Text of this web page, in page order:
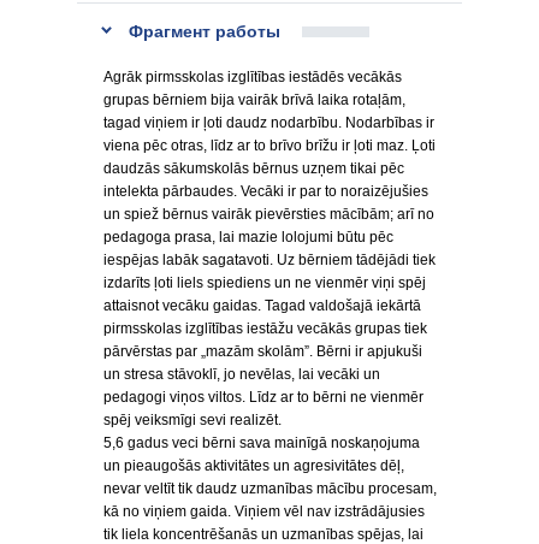
Фрагмент работы
Agrāk pirmsskolas izglītības iestādēs vecākās
grupas bērniem bija vairāk brīvā laika rotaļām,
tagad viņiem ir ļoti daudz nodarbību. Nodarbības ir
viena pēc otras, līdz ar to brīvo brīžu ir ļoti maz. Ļoti
daudzās sākumskolās bērnus uzņem tikai pēc
intelekta pārbaudes. Vecāki ir par to noraizējušies
un spiež bērnus vairāk pievērsties mācībām; arī no
pedagoga prasa, lai mazie lolojumi būtu pēc
iespējas labāk sagatavoti. Uz bērniem tādējādi tiek
izdarīts ļoti liels spiediens un ne vienmēr viņi spēj
attaisnot vecāku gaidas. Tagad valdošajā iekārtā
pirmsskolas izglītības iestāžu vecākās grupas tiek
pārvērstas par „mazām skolām”. Bērni ir apjukuši
un stresa stāvoklī, jo nevēlas, lai vecāki un
pedagogi viņos viltos. Līdz ar to bērni ne vienmēr
spēj veiksmīgi sevi realizēt.
5,6 gadus veci bērni sava mainīgā noskaņojuma
un pieaugošās aktivitātes un agresivitātes dēļ,
nevar veltīt tik daudz uzmanības mācību procesam,
kā no viņiem gaida. Viņiem vēl nav izstrādājusies
tik liela koncentrēšanās un uzmanības spējas, lai